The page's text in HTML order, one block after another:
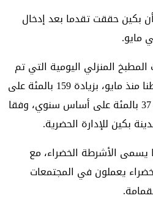
بكين حققت تقدما بعد إدخال
مايو.
المنزلي اليومية التي تم
فرزها في المدينة إلى 740 طنا منذ مايو، بزيادة 159 بالمئة على
أساس شهري وزيادة بنسبة 37 بالمئة على أساس سنوي، وفقا
بكين للإدارة الحضرية.
يسمى الأشرطة الخضراء، مع
يعملون في المجتمعات